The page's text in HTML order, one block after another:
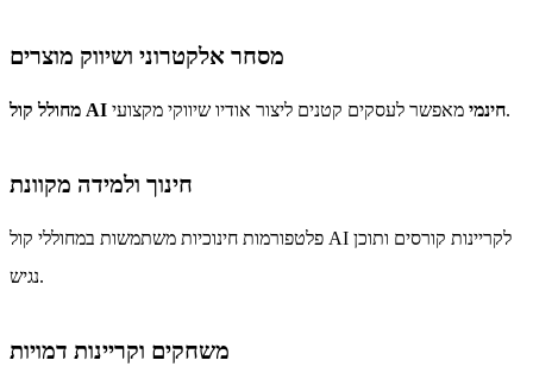
מסחר אלקטרוני ושיווק מוצרים
מחולל קול AI חינמימאפשר לעסקים קטנים ליצור אודיו שיווקי מקצועי.
חינוך ולמידה מקוונת
פלטפורמות חינוכיות משתמשות במחוללי קול AI לקריינות קורסים ותוכן
נגיש.
משחקים וקריינות דמויות